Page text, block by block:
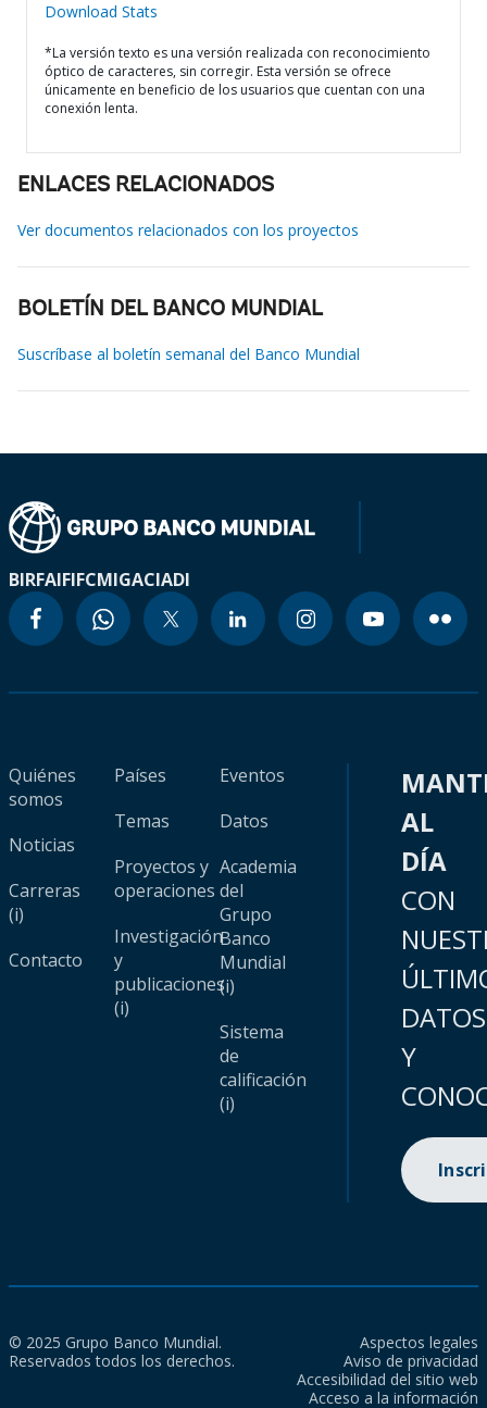
Download Stats
*La versión texto es una versión realizada con reconocimiento
óptico de caracteres, sin corregir. Esta versión se ofrece
únicamente en beneficio de los usuarios que cuentan con una
conexión lenta.
ENLACES RELACIONADOS
Ver documentos relacionados con los proyectos
BOLETÍN DEL BANCO MUNDIAL
Suscríbase al boletín semanal del Banco Mundial
BIRFAIFIFCMIGACIADI
Quiénes
somos
Noticias
Carreras
(i)
Contacto
Países
Temas
Proyectos y
operaciones
Investigación
y
publicaciones
(i)
Eventos
Datos
Academia
del
Grupo
Banco
Mundial
(i)
Sistema
de
calificación
(i)
AL
DÍA
CON
DATOS
Y
© 2025 Grupo Banco Mundial.
Reservados todos los derechos.
Aspectos legales
Aviso de privacidad
Accesibilidad del sitio web
Acceso a la información